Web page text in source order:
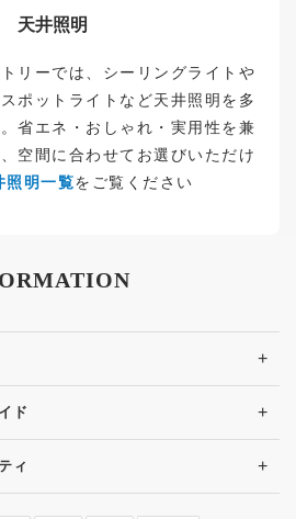
天井照明
リーでは、シーリングライトや
ポットライトなど天井照明を多
省エネ・おしゃれ・実用性を兼
空間に合わせてお選びいただけ
照明一覧をご覧ください
+
ド +
ィ +